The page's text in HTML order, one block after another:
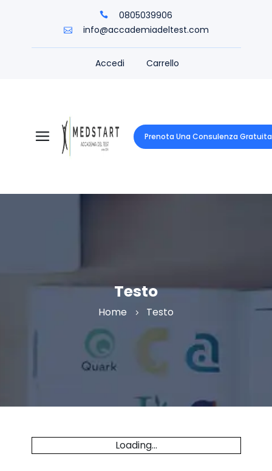
0805039906
info@accademiadeltest.com
Accedi Carrello
Prenota Una Consulenza Gratuita
Testo
Home Testo
Loading...